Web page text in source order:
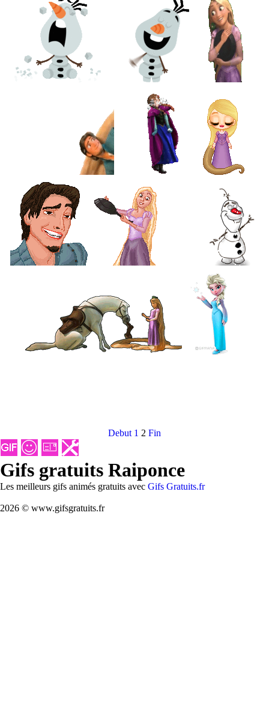
Debut 1 2 Fin
Gifs gratuits Raiponce
Les meilleurs gifs animés gratuits avec Gifs Gratuits.fr
2026 © www.gifsgratuits.fr